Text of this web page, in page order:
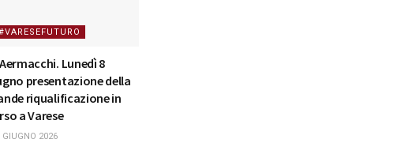
Aermacchi. Lunedì 8
presentazione della
riqualificazione in
a Varese
2026